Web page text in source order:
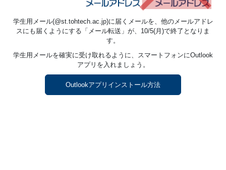
学生用メール(@st.tohtech.ac.jp)に届くメールを、他のメールアドレ
スにも届くようにする「メール転送」が、10/5(月)で終了となりま
す。
学生用メールを確実に受け取れるように、スマートフォンにOutlook
アプリを入れましょう。
Outlookアプリインストール方法